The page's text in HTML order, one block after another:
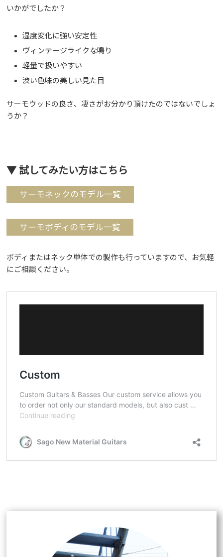
いかがでしたか？
湿度変化に強い安定性
ヴィンテージライクな鳴り
軽量で扱いやすい
渋い色味の美しい見た目
サーモウッドの良さ、凄さがお分かり頂けたのではないでしょ
うか？
▼ 試してみたい方はこちら
サーモネックのモデル一覧
サーモボディのモデル一覧
ボディまたはネック単体での製作も行っていますので、お気軽
にご相談ください。